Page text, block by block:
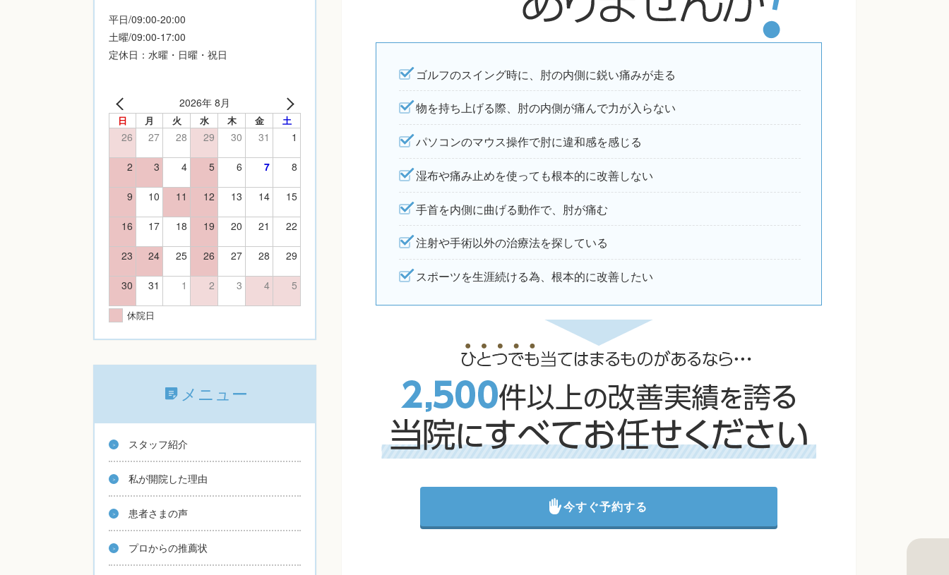
ゴルフのスイング時に、肘の内側に鋭い痛みが走る
物を持ち上げる際、肘の内側が痛んで力が入らない
パソコンのマウス操作で肘に違和感を感じる
湿布や痛み止めを使っても根本的に改善しない
手首を内側に曲げる動作で、肘が痛む
注射や手術以外の治療法を探している
スポーツを生涯続ける為、根本的に改善したい
今すぐ予約する
平日/09:00-20:00
土曜/09:00-17:00
定休日：水曜・日曜・祝日
2026年 8月
日 月 火 水 木 金 土
26 27 28 29 30 31 1
2 3 4 5 6 7 8
9 10 11 12 13 14 15
16 17 18 19 20 21 22
23 24 25 26 27 28 29
30 31 1 2 3 4 5
休院日
メニュー
スタッフ紹介
私が開院した理由
患者さまの声
プロからの推薦状